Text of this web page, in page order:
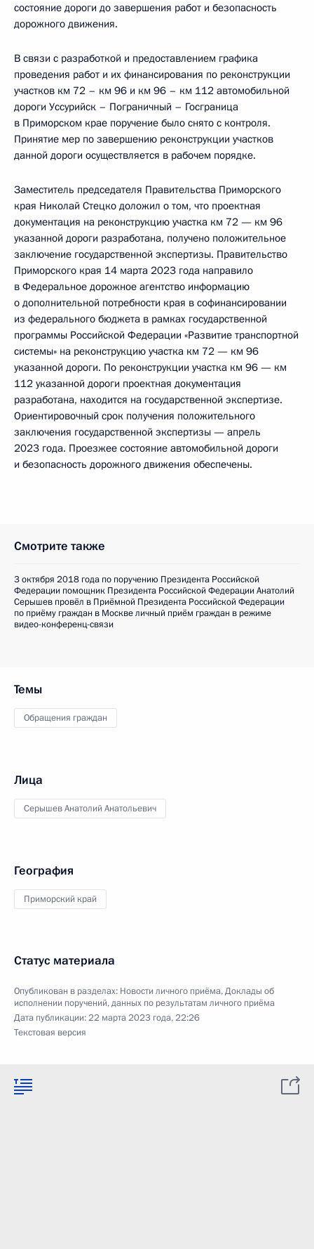
состояние дороги до завершения работ и безопасность
дорожного движения.
В связи с разработкой и предоставлением графика
проведения работ и их финансирования по реконструкции
участков км 72 – км 96 и км 96 – км 112 автомобильной
дороги Уссурийск – Пограничный – Госграница
в Приморском крае поручение было снято с контроля.
Принятие мер по завершению реконструкции участков
данной дороги осуществляется в рабочем порядке.
Заместитель председателя Правительства Приморского
края Николай Стецко доложил о том, что проектная
документация на реконструкцию участка км 72 — км 96
указанной дороги разработана, получено положительное
заключение государственной экспертизы. Правительство
Приморского края 14 марта 2023 года направило
в Федеральное дорожное агентство информацию
о дополнительной потребности края в софинансировании
из федерального бюджета в рамках государственной
программы Российской Федерации «Развитие транспортной
системы» на реконструкцию участка км 72 — км 96
указанной дороги. По реконструкции участка км 96 — км
112 указанной дороги проектная документация
разработана, находится на государственной экспертизе.
Ориентировочный срок получения положительного
заключения государственной экспертизы — апрель
2023 года. Проезжее состояние автомобильной дороги
и безопасность дорожного движения обеспечены.
Смотрите также
3 октября 2018 года по поручению Президента Российской
Федерации помощник Президента Российской Федерации Анатолий
Серышев провёл в Приёмной Президента Российской Федерации
по приёму граждан в Москве личный приём граждан в режиме
видео-конференц-связи
Темы
Обращения граждан
Лица
Серышев Анатолий Анатольевич
География
Приморский край
Статус материала
Опубликован в разделах: Новости личного приёма,Доклады об
исполнении поручений, данных по результатам личного приёма
Дата публикации:22 марта 2023 года, 22:26
Текстовая версия